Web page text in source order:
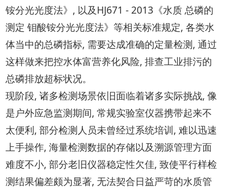
铵分光光度法》, 以及HJ671 - 2013《水质 总磷的
测定 钼酸铵分光光度法》等相关标准规定, 各类水
体当中的总磷指标, 需要达成准确的定量检测, 通过
这样做来把控水体富营养化风险, 排查工业排污的
总磷排放超标状况。
现阶段, 诸多检测场景依旧面临着诸多实际挑战, 像
是户外应急监测期间, 常规实验室仪器携带起来不
太便利, 部分检测人员未曾经过系统培训, 难以迅速
上手操作, 海量检测数据的存储以及溯源管理方面
难度不小, 部分老旧仪器稳定性欠佳, 致使平行样检
测结果偏差颇为显著, 无法契合日益严苛的水质管